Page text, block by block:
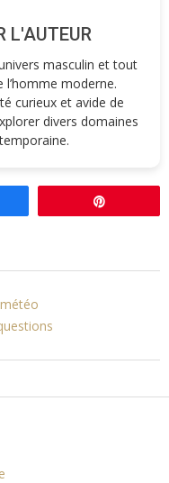
L'AUTEUR
masculin et tout
moderne.
curieux et avide de
divers domaines